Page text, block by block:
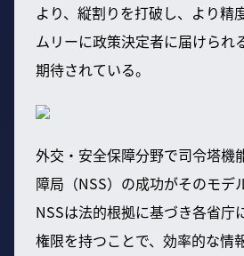
より、縦割りを打破し、より精
ムリーに政策決定者に届けられ
期待されている。
外交・安全保障分野で司令塔機
障局（NSS）の成功がそのモデ
NSSは法的根拠に基づき各省庁
権限を持つことで、効率的な情